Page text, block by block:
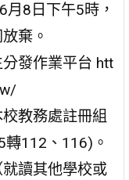
8日下午5時，
棄。
發作業平台 htt
教務處註冊組
112、116)。
讀其他學校或